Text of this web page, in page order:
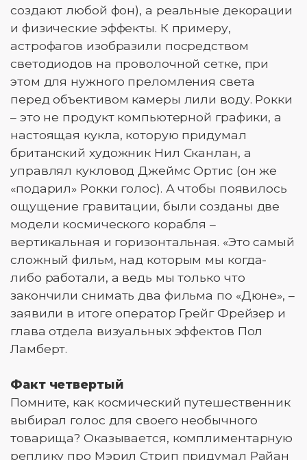
создают любой фон), а реальные декорации
и физические эффекты. К примеру,
астрофагов изобразили посредством
светодиодов на проволочной сетке, при
этом для нужного преломления света
перед объективом камеры лили воду. Рокки
– это не продукт компьютерной графики, а
настоящая кукла, которую придумал
британский художник Нил Сканлан, а
управлял кукловод Джеймс Ортис (он же
«подарил» Рокки голос). А чтобы появилось
ощущение гравитации, были созданы две
модели космического корабля –
вертикальная и горизонтальная. «Это самый
сложный фильм, над которым мы когда-
либо работали, а ведь мы только что
закончили снимать два фильма по «Дюне», –
заявили в итоге оператор Грейг Фрейзер и
глава отдела визуальных эффектов Пол
Ламберт.
Факт четвертый
Помните, как космический путешественник
выбирал голос для своего необычного
товарища? Оказывается, комплиментарную
реплику про Мэрил Стрип придумал Райан